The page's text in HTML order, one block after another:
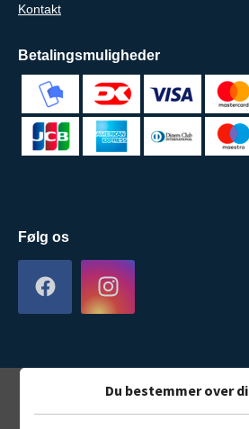
Kontakt
Betalingsmuligheder
Følg os
Du bestemmer over